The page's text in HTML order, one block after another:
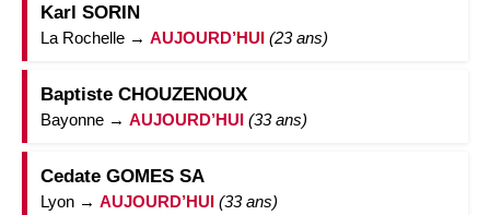
Karl SORIN
La Rochelle → AUJOURD’HUI (23 ans)
Baptiste CHOUZENOUX
Bayonne → AUJOURD’HUI (33 ans)
Cedate GOMES SA
Lyon → AUJOURD’HUI (33 ans)